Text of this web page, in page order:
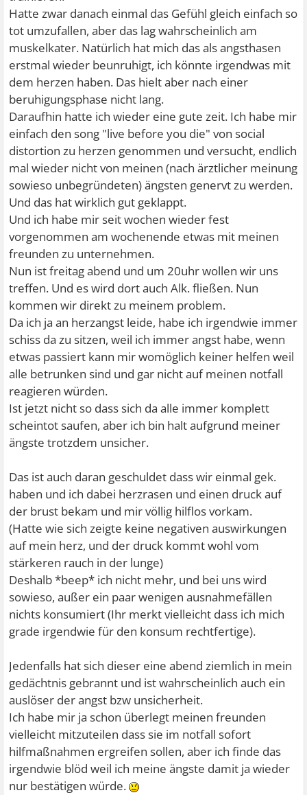
Hatte zwar danach einmal das Gefühl gleich einfach so
tot umzufallen, aber das lag wahrscheinlich am
muskelkater. Natürlich hat mich das als angsthasen
erstmal wieder beunruhigt, ich könnte irgendwas mit
dem herzen haben. Das hielt aber nach einer
beruhigungsphase nicht lang.
Daraufhin hatte ich wieder eine gute zeit. Ich habe mir
einfach den song "live before you die" von social
distortion zu herzen genommen und versucht, endlich
mal wieder nicht von meinen (nach ärztlicher meinung
sowieso unbegründeten) ängsten genervt zu werden.
Und das hat wirklich gut geklappt.
Und ich habe mir seit wochen wieder fest
vorgenommen am wochenende etwas mit meinen
freunden zu unternehmen.
Nun ist freitag abend und um 20uhr wollen wir uns
treffen. Und es wird dort auch Alk. fließen. Nun
kommen wir direkt zu meinem problem.
Da ich ja an herzangst leide, habe ich irgendwie immer
schiss da zu sitzen, weil ich immer angst habe, wenn
etwas passiert kann mir womöglich keiner helfen weil
alle betrunken sind und gar nicht auf meinen notfall
reagieren würden.
Ist jetzt nicht so dass sich da alle immer komplett
scheintot saufen, aber ich bin halt aufgrund meiner
ängste trotzdem unsicher.
Das ist auch daran geschuldet dass wir einmal gek.
haben und ich dabei herzrasen und einen druck auf
der brust bekam und mir völlig hilflos vorkam.
(Hatte wie sich zeigte keine negativen auswirkungen
auf mein herz, und der druck kommt wohl vom
stärkeren rauch in der lunge)
Deshalb *beep* ich nicht mehr, und bei uns wird
sowieso, außer ein paar wenigen ausnahmefällen
nichts konsumiert (Ihr merkt vielleicht dass ich mich
grade irgendwie für den konsum rechtfertige).
Jedenfalls hat sich dieser eine abend ziemlich in mein
gedächtnis gebrannt und ist wahrscheinlich auch ein
auslöser der angst bzw unsicherheit.
Ich habe mir ja schon überlegt meinen freunden
vielleicht mitzuteilen dass sie im notfall sofort
hilfmaßnahmen ergreifen sollen, aber ich finde das
irgendwie blöd weil ich meine ängste damit ja wieder
nur bestätigen würde.